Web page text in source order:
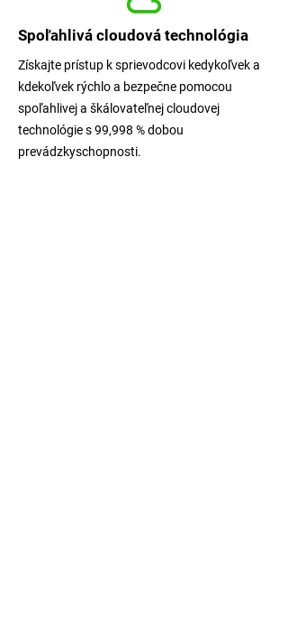
Spoľahlivá cloudová technológia
Získajte prístup k sprievodcovi kedykoľvek a
kdekoľvek rýchlo a bezpečne pomocou
spoľahlivej a škálovateľnej cloudovej
technológie s 99,998 % dobou
prevádzkyschopnosti.